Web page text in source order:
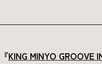
KING MINYO GROOVE